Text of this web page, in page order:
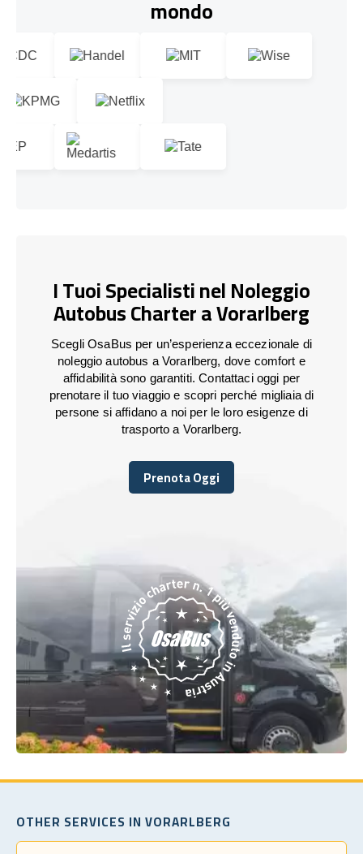
mondo
I Tuoi Specialisti nel Noleggio
Autobus Charter a Vorarlberg
Scegli OsaBus per un’esperienza eccezionale di
noleggio autobus a Vorarlberg, dove comfort e
affidabilità sono garantiti. Contattaci oggi per
prenotare il tuo viaggio e scopri perché migliaia di
persone si affidano a noi per le loro esigenze di
trasporto a Vorarlberg.
Prenota Oggi
Prenota Oggi
OTHER SERVICES IN VORARLBERG